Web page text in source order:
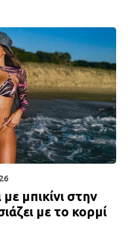
μπικίνι στην
με το κορμί